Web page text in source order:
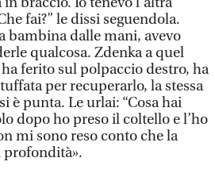
fai?” le dissi seguendola.
bambina dalle mani, avevo
qualcosa. Zdenka a quel
ferito sul polpaccio destro, ha
per recuperarlo, la stessa
è punta. Le urlai: “Cosa hai
dopo ho preso il coltello e l’ho
mi sono reso conto che la
profondità».